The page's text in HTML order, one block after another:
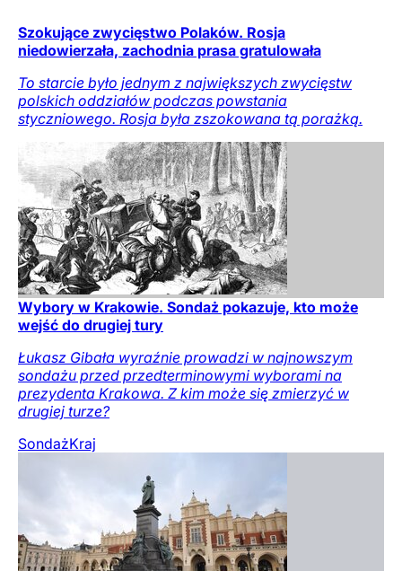
Szokujące zwycięstwo Polaków. Rosja
niedowierzała, zachodnia prasa gratulowała
To starcie było jednym z największych zwycięstw
polskich oddziałów podczas powstania
styczniowego. Rosja była zszokowana tą porażką.
Wybory w Krakowie. Sondaż pokazuje, kto może
wejść do drugiej tury
Łukasz Gibała wyraźnie prowadzi w najnowszym
sondażu przed przedterminowymi wyborami na
prezydenta Krakowa. Z kim może się zmierzyć w
drugiej turze?
SondażKraj